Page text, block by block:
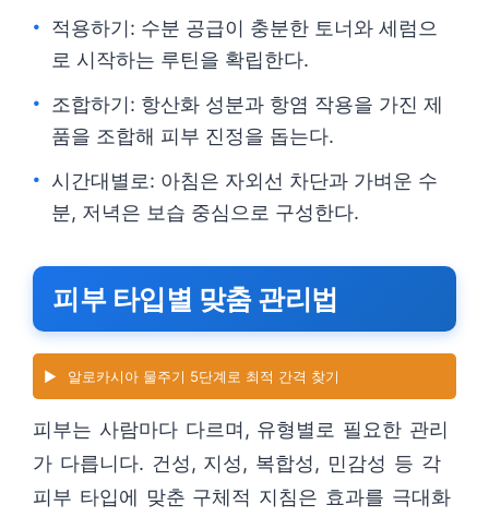
적용하기: 수분 공급이 충분한 토너와 세럼으
로 시작하는 루틴을 확립한다.
조합하기: 항산화 성분과 항염 작용을 가진 제
품을 조합해 피부 진정을 돕는다.
시간대별로: 아침은 자외선 차단과 가벼운 수
분, 저녁은 보습 중심으로 구성한다.
피부 타입별 맞춤 관리법
▶️ 알로카시아 물주기 5단계로 최적 간격 찾기
피부는 사람마다 다르며, 유형별로 필요한 관리
가 다릅니다. 건성, 지성, 복합성, 민감성 등 각
피부 타입에 맞춘 구체적 지침은 효과를 극대화